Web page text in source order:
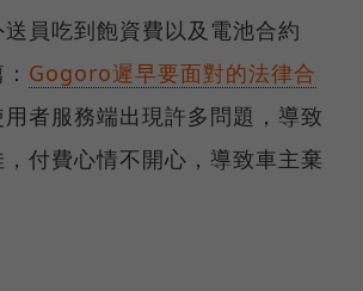
員吃到飽資費以及電池合約
Gogoro遲早要面對的法律合
者服務端出現許多問題，導致
付費心情不開心，導致車主棄